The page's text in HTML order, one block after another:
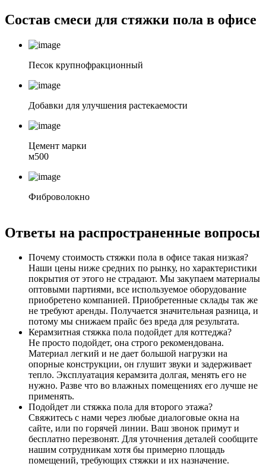
Состав смеси для стяжки пола в офисе
Песок крупнофракционный
Добавки для улучшения растекаемости
Цемент марки
м500
Фиброволокно
Ответы на распространенные вопросы
Почему стоимость стяжки пола в офисе такая низкая?
Наши цены ниже средних по рынку, но характеристики
покрытия от этого не страдают. Мы закупаем материалы
оптовыми партиями, все используемое оборудование
приобретено компанией. Приобретенные склады так же
не требуют аренды. Получается значительная разница, и
потому мы снижаем прайс без вреда для результата.
Керамзитная стяжка пола подойдет для коттеджа?
Не просто подойдет, она строго рекомендована.
Материал легкий и не дает большой нагрузки на
опорные конструкции, он глушит звуки и задерживает
тепло. Эксплуатация керамзита долгая, менять его не
нужно. Разве что во влажных помещениях его лучше не
применять.
Подойдет ли стяжка пола для второго этажа?
Свяжитесь с нами через любые диалоговые окна на
сайте, или по горячей линии. Ваш звонок примут и
бесплатно перезвонят. Для уточнения деталей сообщите
нашим сотрудникам хотя бы примерно площадь
помещений, требующих стяжки и их назначение.